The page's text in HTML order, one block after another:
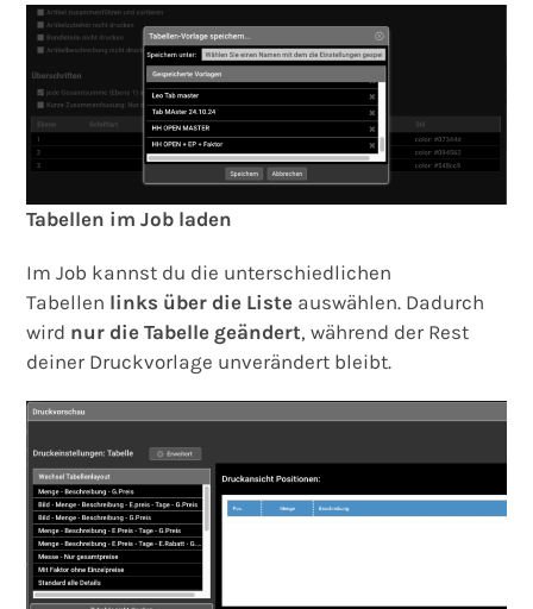
Tabellen im Job laden
Im Job kannst du die unterschiedlichen
Tabellen links über die Liste auswählen. Dadurch
wird nur die Tabelle geändert, während der Rest
deiner Druckvorlage unverändert bleibt.